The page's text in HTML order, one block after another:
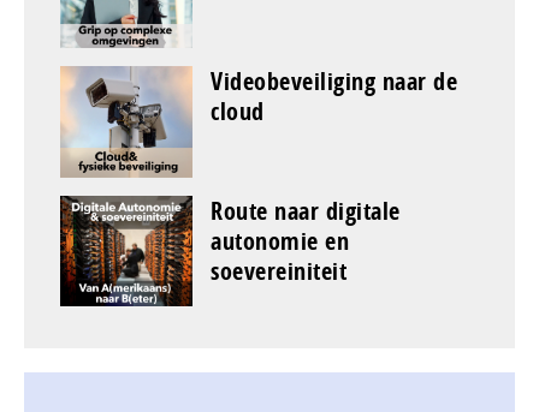
Videobeveiliging naar de
cloud
Route naar digitale
autonomie en
soevereiniteit